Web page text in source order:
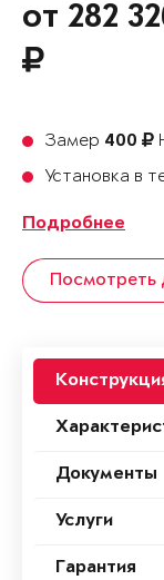
от 282
Замер 400
Установка в
Подробнее
Посмотреть
Документы
Услуги
Гарантия